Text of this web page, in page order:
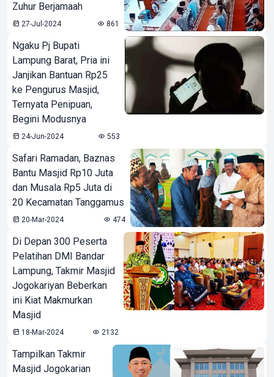
Zuhur Berjamaah
27-Jul-2024 861
Ngaku Pj Bupati
Lampung Barat, Pria ini
Janjikan Bantuan Rp25
ke Pengurus Masjid,
Ternyata Penipuan,
Begini Modusnya
24-Jun-2024 553
Safari Ramadan, Baznas
Bantu Masjid Rp10 Juta
dan Musala Rp5 Juta di
20 Kecamatan Tanggamus
20-Mar-2024 474
Di Depan 300 Peserta
Pelatihan DMI Bandar
Lampung, Takmir Masjid
Jogokariyan Beberkan
ini Kiat Makmurkan
Masjid
18-Mar-2024 2132
Tampilkan Takmir
Masjid Jogokarian